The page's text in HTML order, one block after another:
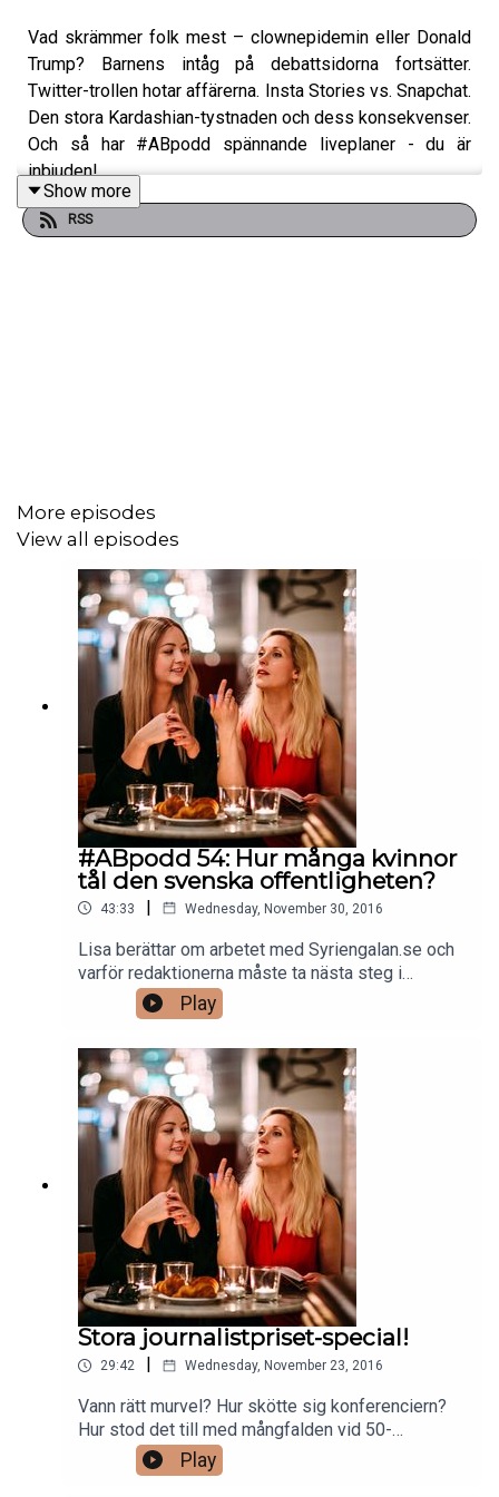
Vad skrämmer folk mest – clownepidemin eller Donald
Trump? Barnens intåg på debattsidorna fortsätter.
Twitter-trollen hotar affärerna. Insta Stories vs. Snapchat.
Den stora Kardashian-tystnaden och dess konsekvenser.
Och så har #ABpodd spännande liveplaner - du är
inbjuden!
Show more
RSS
More episodes
View all episodes
#ABpodd 54: Hur många kvinnor
tål den svenska offentligheten?
43:33 | Wednesday, November 30, 2016
Lisa berättar om arbetet med Syriengalan.se och
varför redaktionerna måste ta nästa steg i
bevakningen av Syrien. Margret analyserar
sexuella trakasserier och desinformation online.
Alex Schulman hyllas - TV4 dissas. Och hur
många kvinnliga experter tål egentligen den
svenska offentligheten?
Play
Stora journalistpriset-special!
29:42 | Wednesday, November 23, 2016
Vann rätt murvel? Hur skötte sig konferenciern?
Hur stod det till med mångfalden vid 50-
årsjubileet? Margret & Lisa direktrapporterar från
kvällens glittrande gala på Grand.
Play